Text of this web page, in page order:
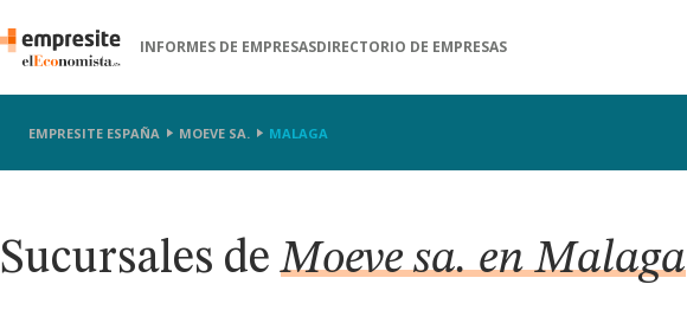
INFORMES DE EMPRESASDIRECTORIO DE EMPRESAS
EMPRESITE ESPAÑA MOEVE SA. MALAGA
Sucursales deMoeve sa. en Malaga